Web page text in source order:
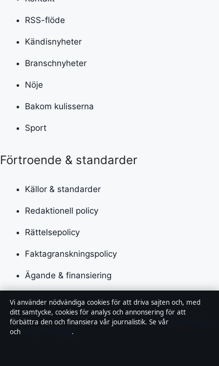
RSS-flöde
Kändisnyheter
Branschnyheter
Nöje
Bakom kulisserna
Sport
Förtroende & standarder
Källor & standarder
Redaktionell policy
Rättelsepolicy
Faktagranskningspolicy
Ägande & finansiering
Integritetspolicy
Cookiepolicy
Vi använder nödvändiga cookies för att driva sajten och, med
ditt samtycke, cookies för analys och annonsering för att
förbättra den och finansiera vår journalistik. Se vår
och
.